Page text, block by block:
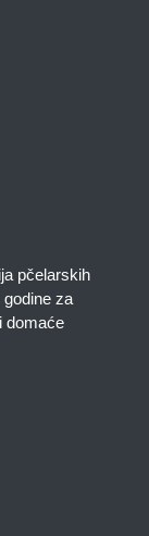
pčelarskih
za
domaće